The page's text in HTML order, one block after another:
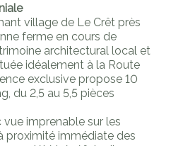
village de Le Crêt près
ferme en cours de
architectural local et
idéalement à la Route
exclusive propose 10
du 2,5 au 5,5 pièces
imprenable sur les
proximité immédiate des